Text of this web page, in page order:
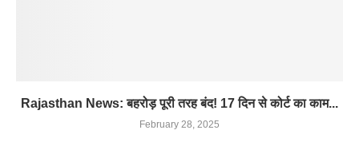
Rajasthan News: बहरोड़ पूरी तरह बंद! 17 दिन से कोर्ट का काम...
February 28, 2025